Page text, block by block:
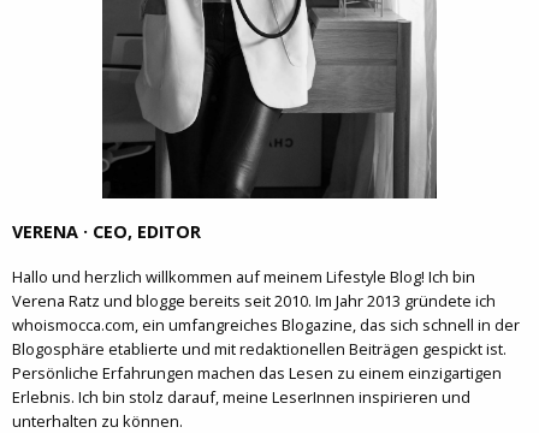
VERENA · CEO, EDITOR
Hallo und herzlich willkommen auf meinem Lifestyle Blog! Ich bin
Verena Ratz und blogge bereits seit 2010. Im Jahr 2013 gründete ich
whoismocca.com, ein umfangreiches Blogazine, das sich schnell in der
Blogosphäre etablierte und mit redaktionellen Beiträgen gespickt ist.
Persönliche Erfahrungen machen das Lesen zu einem einzigartigen
Erlebnis. Ich bin stolz darauf, meine LeserInnen inspirieren und
unterhalten zu können.